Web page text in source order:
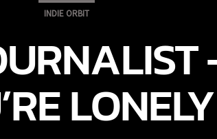
INDIE ORBIT
LONELY